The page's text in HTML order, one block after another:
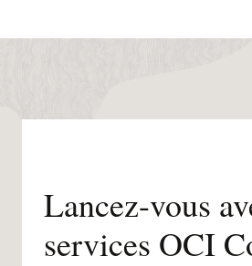
Lancez-vous
services OCI